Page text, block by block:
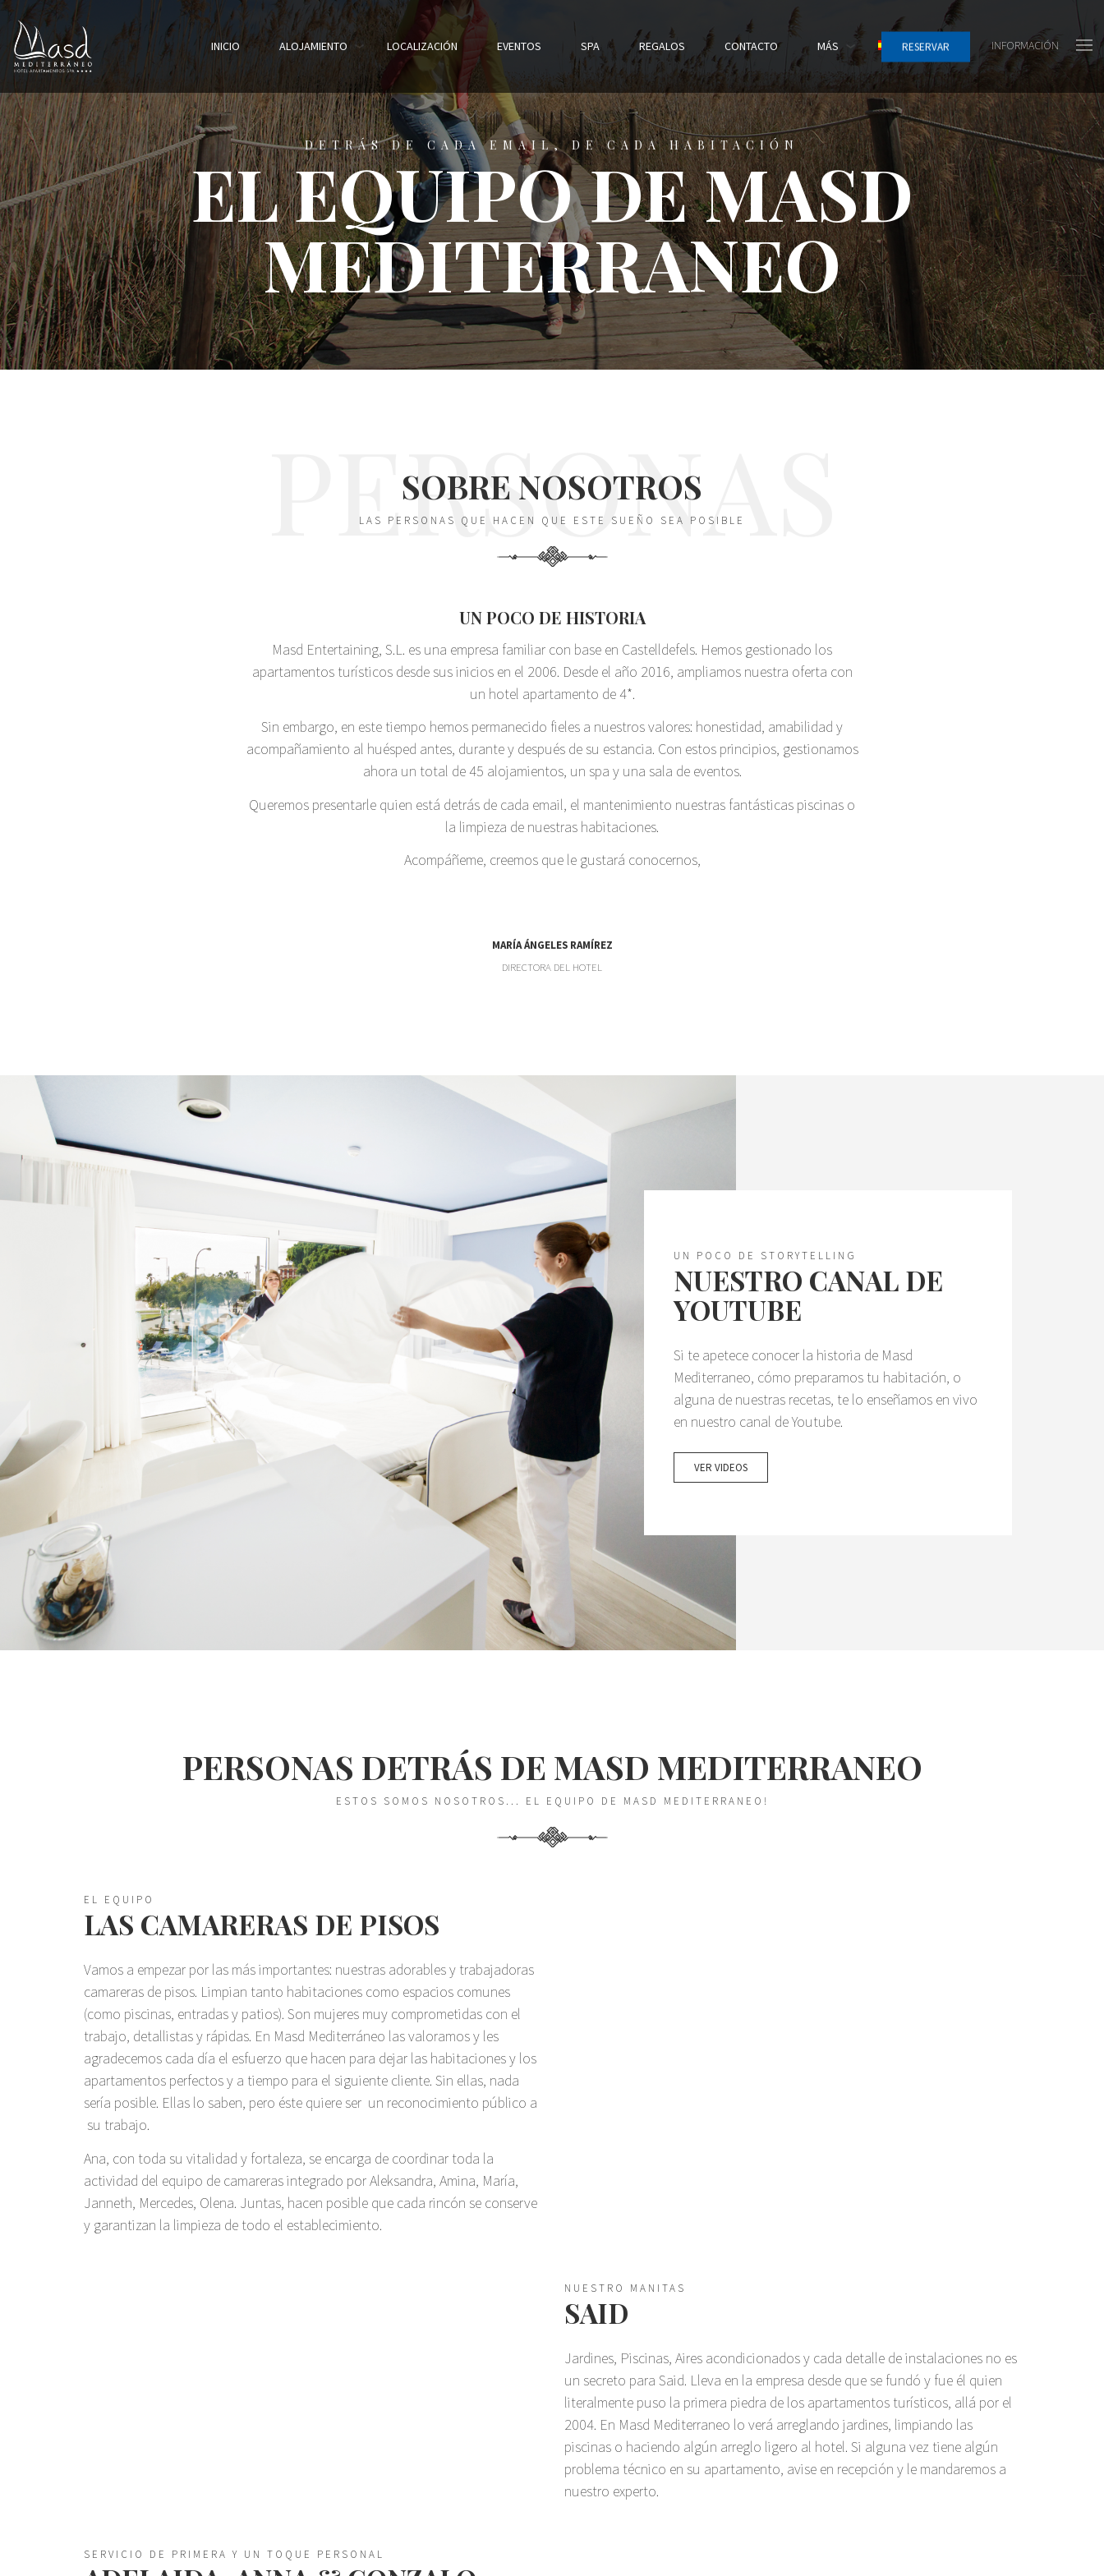
INICIO ALOJAMIENTO LOCALIZACIÓN EVENTOS SPA REGALOS CONTACTO MÁS RESERVAR INFORMACIÓN
DETRÁS DE CADA EMAIL, DE CADA HABITACIÓN
EL EQUIPO DE MASD
MEDITERRANEO
PERSONAS
SOBRE NOSOTROS
LAS PERSONAS QUE HACEN QUE ESTE SUEÑO SEA POSIBLE
UN POCO DE HISTORIA
Masd Entertaining, S.L. es una empresa familiar con base en Castelldefels. Hemos gestionado los
apartamentos turísticos desde sus inicios en el 2006. Desde el año 2016, ampliamos nuestra oferta con
un hotel apartamento de 4*.
Sin embargo, en este tiempo hemos permanecido fieles a nuestros valores: honestidad, amabilidad y
acompañamiento al huésped antes, durante y después de su estancia. Con estos principios, gestionamos
ahora un total de 45 alojamientos, un spa y una sala de eventos.
Queremos presentarle quien está detrás de cada email, el mantenimiento nuestras fantásticas piscinas o
la limpieza de nuestras habitaciones.
Acompáñeme, creemos que le gustará conocernos,
MARÍA ÁNGELES RAMÍREZ
DIRECTORA DEL HOTEL
UN POCO DE STORYTELLING
NUESTRO CANAL DE
YOUTUBE
Si te apetece conocer la historia de Masd
Mediterraneo, cómo preparamos tu habitación, o
alguna de nuestras recetas, te lo enseñamos en vivo
en nuestro canal de Youtube.
VER VIDEOS
PERSONAS DETRÁS DE MASD MEDITERRANEO
ESTOS SOMOS NOSOTROS... EL EQUIPO DE MASD MEDITERRANEO!
EL EQUIPO
LAS CAMARERAS DE PISOS
Vamos a empezar por las más importantes: nuestras adorables y trabajadoras
camareras de pisos. Limpian tanto habitaciones como espacios comunes
(como piscinas, entradas y patios). Son mujeres muy comprometidas con el
trabajo, detallistas y rápidas. En Masd Mediterráneo las valoramos y les
agradecemos cada día el esfuerzo que hacen para dejar las habitaciones y los
apartamentos perfectos y a tiempo para el siguiente cliente. Sin ellas, nada
sería posible. Ellas lo saben, pero éste quiere ser un reconocimiento público a
su trabajo.
Ana, con toda su vitalidad y fortaleza, se encarga de coordinar toda la
actividad del equipo de camareras integrado por Aleksandra, Amina, María,
Janneth, Mercedes, Olena. Juntas, hacen posible que cada rincón se conserve
y garantizan la limpieza de todo el establecimiento.
NUESTRO MANITAS
SAID
Jardines, Piscinas, Aires acondicionados y cada detalle de instalaciones no es
un secreto para Said. Lleva en la empresa desde que se fundó y fue él quien
literalmente puso la primera piedra de los apartamentos turísticos, allá por el
2004. En Masd Mediterraneo lo verá arreglando jardines, limpiando las
piscinas o haciendo algún arreglo ligero al hotel. Si alguna vez tiene algún
problema técnico en su apartamento, avise en recepción y le mandaremos a
nuestro experto.
SERVICIO DE PRIMERA Y UN TOQUE PERSONAL